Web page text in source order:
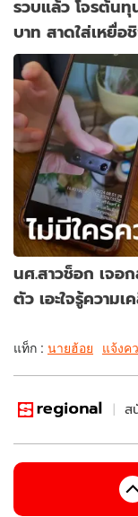
รวบแล้ว โจรต้น
บาท สาดใส่เหยื่
นศ.สาวช็อก เจอ
ตัว เอะใจรู้ความเ
แท็ก : นายฮ้อย แจ้งค
ส